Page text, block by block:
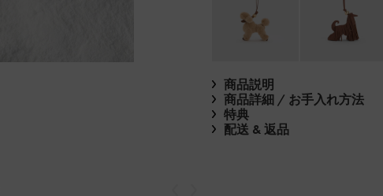
商品説明
商品詳細 / お手入れ方法
特典
配送 & 返品